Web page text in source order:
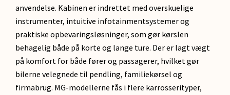
anvendelse. Kabinen er indrettet med overskuelige
instrumenter, intuitive infotainmentsystemer og
praktiske opbevaringsløsninger, som gør kørslen
behagelig både på korte og lange ture. Der er lagt vægt
på komfort for både fører og passagerer, hvilket gør
bilerne velegnede til pendling, familiekørsel og
firmabrug. MG-modellerne fås i flere karrosserityper,